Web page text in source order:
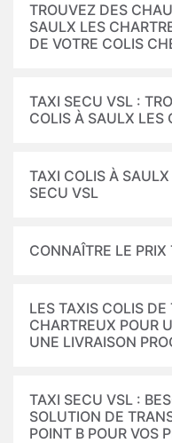
TROUVEZ DES
SAULX LES
DE VOTRE COLIS
TAXI SECU VSL :
COLIS À SAULX LES
TAXI COLIS À
SECU VSL
CONNAÎTRE LE
LES TAXIS COLIS
CHARTREUX POUR
UNE LIVRAISON
TAXI SECU VSL :
SOLUTION DE
POINT B POUR VOS